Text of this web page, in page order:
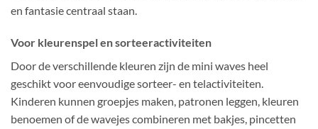
en fantasie centraal staan.
Voor kleurenspel en sorteeractiviteiten
Door de verschillende kleuren zijn de mini waves heel
geschikt voor eenvoudige sorteer- en telactiviteiten.
Kinderen kunnen groepjes maken, patronen leggen, kleuren
benoemen of de wavejes combineren met bakjes, pincetten